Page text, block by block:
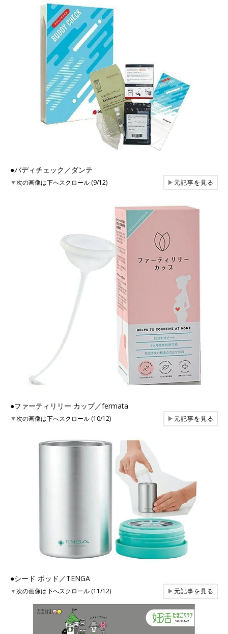
●バディチェック／ダンテ
▼次の画像は下へスクロール (9/12) ▶元記事を見る
●ファーティリリー カップ／fermata
▼次の画像は下へスクロール (10/12) ▶元記事を見る
●シード ポッド／TENGA
▼次の画像は下へスクロール (11/12) ▶元記事を見る